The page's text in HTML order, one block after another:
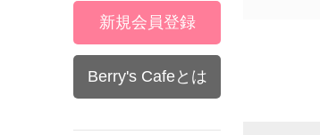
新規会員登録
Berry's Cafeとは